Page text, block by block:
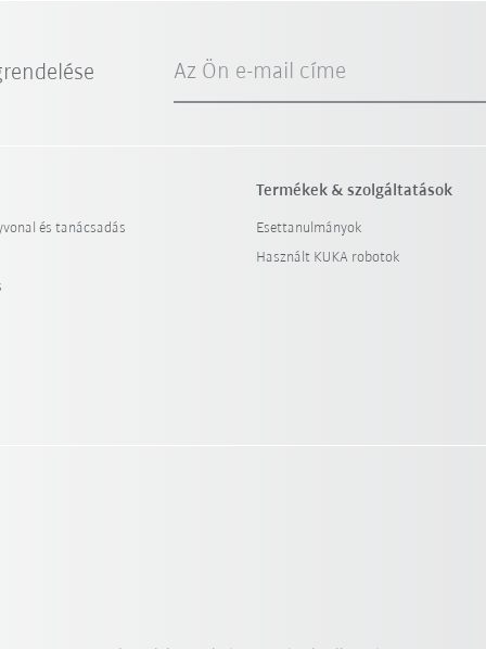
Az Ön e-mail címe
és tanácsadás
Termékek & szolgáltatások
Esettanulmányok
Használt KUKA robotok